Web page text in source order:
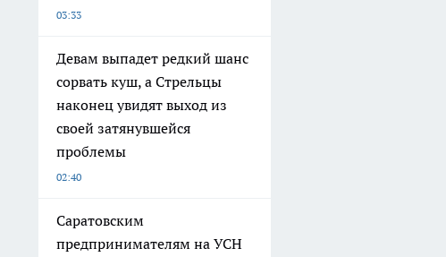
03:33
Девам выпадет редкий шанс
сорвать куш, а Стрельцы
наконец увидят выход из
своей затянувшейся
проблемы
02:40
Саратовским
предпринимателям на УСН